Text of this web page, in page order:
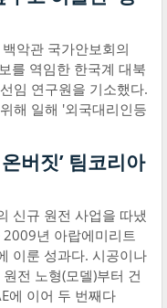
악관 국가안보회의
를 역임한 한국계 대북
임 연구원을 기소했다.
해 일해 '외국대리인등
버짓’ 팀코리아
신규 원전 사업을 따냈
년 아랍에미리트
이룬 성과다. 시공이나
전 노형(모델)부터 건
에 이어 두 번째다